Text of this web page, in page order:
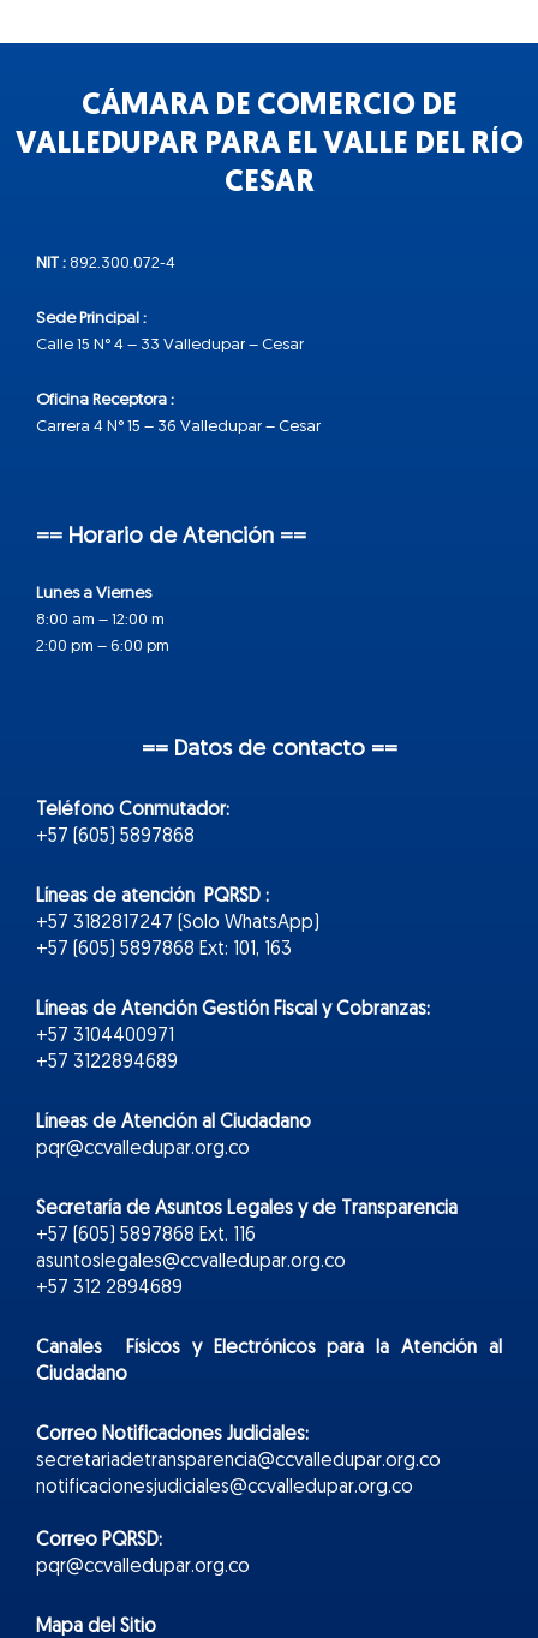
CÁMARA DE COMERCIO DE
VALLEDUPAR PARA EL VALLE DEL RÍO
CESAR
NIT : 892.300.072-4
Sede Principal :
Calle 15 N° 4 – 33 Valledupar – Cesar
Oficina Receptora :
Carrera 4 N° 15 – 36 Valledupar – Cesar
== Horario de Atención ==
Lunes a Viernes
8:00 am – 12:00 m
2:00 pm – 6:00 pm
== Datos de contacto ==
Teléfono Conmutador:
+57 (605) 5897868
Líneas de atención PQRSD :
+57 3182817247 (Solo WhatsApp)
+57 (605) 5897868 Ext: 101, 163
Líneas de Atención Gestión Fiscal y Cobranzas:
+57 3104400971
+57 3122894689
Líneas de Atención al Ciudadano
pqr@ccvalledupar.org.co
Secretaría de Asuntos Legales y de Transparencia
+57 (605) 5897868 Ext. 116
asuntoslegales@ccvalledupar.org.co
+57 312 2894689
Canales Físicos yElectrónicospara la Atención al
Ciudadano
Correo Notificaciones Judiciales:
secretariadetransparencia@ccvalledupar.org.co
notificacionesjudiciales@ccvalledupar.org.co
Correo PQRSD:
pqr@ccvalledupar.org.co
Mapa del Sitio